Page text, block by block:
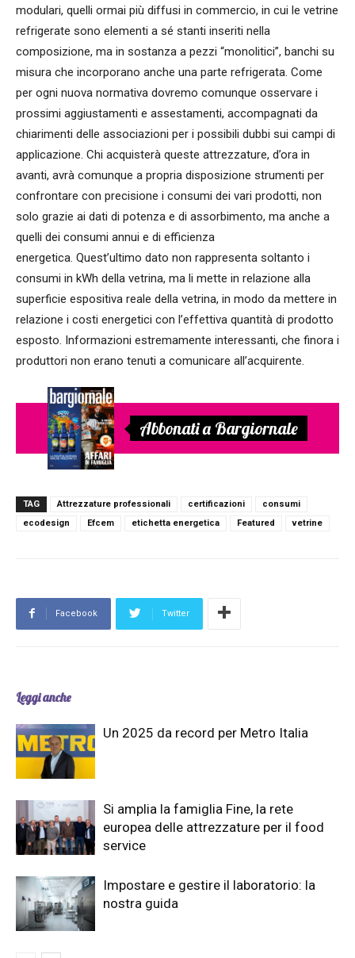
modulari, quelli ormai più diffusi in commercio, in cui le vetrine
refrigerate sono elementi a sé stanti inseriti nella
composizione, ma in sostanza a pezzi “monolitici”, banchi su
misura che incorporano anche una parte refrigerata. Come
per ogni nuova normativa dovremo comunque osservare i
prossimi aggiustamenti e assestamenti, accompagnati da
chiarimenti delle associazioni per i possibili dubbi sui campi di
applicazione. Chi acquisterà queste attrezzature, d’ora in
avanti, avrà comunque a propria disposizione strumenti per
confrontare con precisione i consumi dei vari prodotti, non
solo grazie ai dati di potenza e di assorbimento, ma anche a
quelli dei consumi annui e di efficienza
energetica. Quest’ultimo dato non rappresenta soltanto i
consumi in kWh della vetrina, ma li mette in relazione alla
superficie espositiva reale della vetrina, in modo da mettere in
relazione i costi energetici con l’effettiva quantità di prodotto
esposto. Informazioni estremamente interessanti, che finora i
produttori non erano tenuti a comunicare all’acquirente.
Abbonati a Bargiornale
TAG Attrezzature professionali certificazioni
consumi
ecodesign
Efcem etichetta energetica Featured vetrine
Facebook Twitter
Leggi anche
Un 2025 da record per Metro Italia
Si amplia la famiglia Fine, la rete
europea delle attrezzature per il food
service
Impostare e gestire il laboratorio: la
nostra guida